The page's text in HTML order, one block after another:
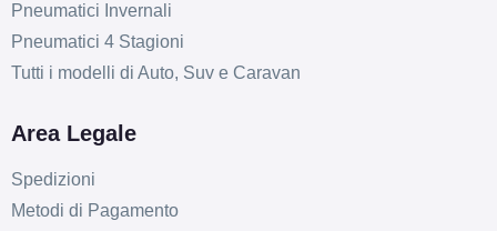
Pneumatici Invernali
Pneumatici 4 Stagioni
Tutti i modelli di Auto, Suv e Caravan
Area Legale
Spedizioni
Metodi di Pagamento